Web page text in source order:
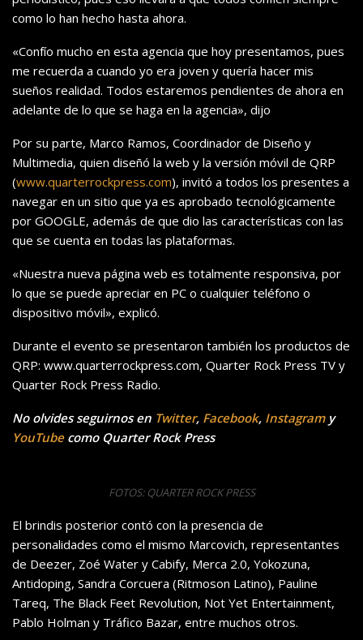
como lo han hecho hasta ahora.
«Confío mucho en esta agencia que hoy presentamos, pues
me recuerda a cuando yo era joven y quería hacer mis
sueños realidad. Todos estaremos pendientes de ahora en
adelante de lo que se haga en la agencia», dijo
Por su parte, Marco Ramos, Coordinador de Diseño y
Multimedia, quien diseñó la web y la versión móvil de QRP
(www.quarterrockpress.com), invitó a todos los presentes a
navegar en un sitio que ya es aprobado tecnológicamente
por GOOGLE, además de que dio las características con las
que se cuenta en todas las plataformas.
«Nuestra nueva página web es totalmente responsiva, por
lo que se puede apreciar en PC o cualquier teléfono o
dispositivo móvil», explicó.
Durante el evento se presentaron también los productos de
QRP: www.quarterrockpress.com, Quarter Rock Press TV y
Quarter Rock Press Radio.
No olvides seguirnos en Twitter, Facebook, Instagramy
YouTubecomo Quarter Rock Press
FOTOS: QUARTER ROCK PRESS
El brindis posterior contó con la presencia de
personalidades como el mismo Marcovich, representantes
de Deezer, Zoé Water y Cabify, Merca 2.0, Yokozuna,
Antidoping, Sandra Corcuera (Ritmoson Latino), Pauline
Tareq, The Black Feet Revolution, Not Yet Entertainment,
Pablo Holman y Tráfico Bazar, entre muchos otros.